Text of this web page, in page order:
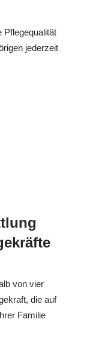
Pflegequalität
jederzeit
von vier
die auf
Familie